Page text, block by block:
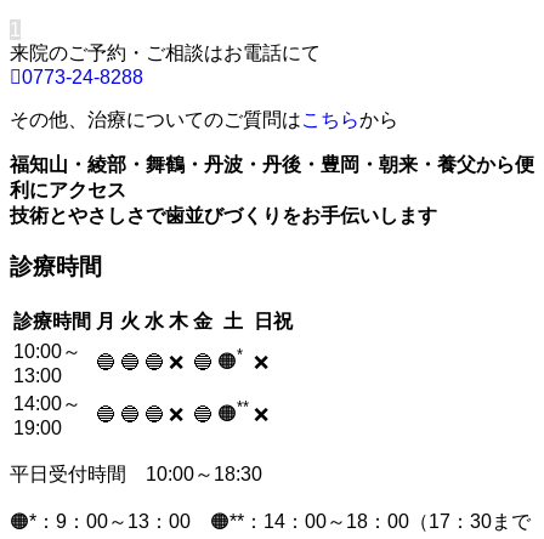
1
来院のご予約・ご相談はお電話にて
0773-24-8288
その他、治療についてのご質問はこちらから
福知山・綾部・舞鶴・丹波・丹後・豊岡・朝来・養父から便
利にアクセス
技術とやさしさで歯並びづくりをお手伝いします
診療時間
診療時間 月 火 水 木 金 土
日祝
10:00～
13:00
🔵 🔵 🔵 ❌ 🔵 🟠* ❌
14:00～
19:00
🔵 🔵 🔵 ❌ 🔵 🟠** ❌
平日受付時間 10:00～18:30
🟠*：9：00～13：00 🟠**：14：00～18：00（17：30まで